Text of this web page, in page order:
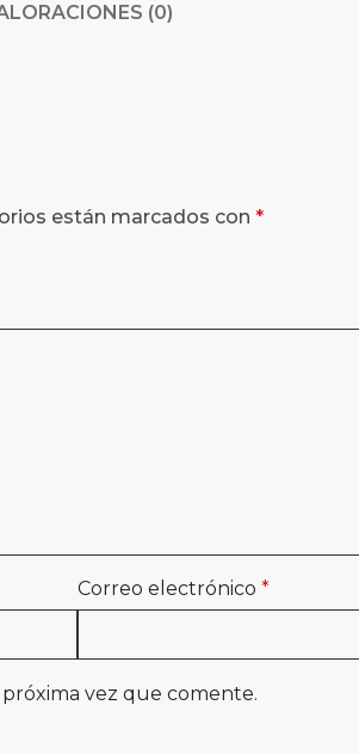
(0)
están marcados con *
Correo electrónico *
vez que comente.